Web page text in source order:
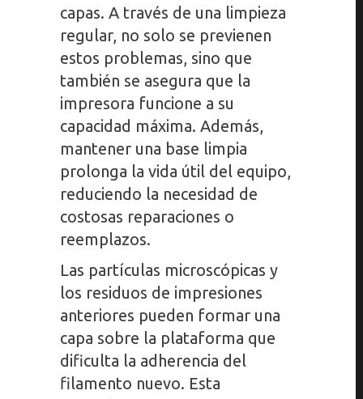
capas. A través de una limpieza
regular, no solo se previenen
estos problemas, sino que
también se asegura que la
impresora funcione a su
capacidad máxima. Además,
mantener una base limpia
prolonga la vida útil del equipo,
reduciendo la necesidad de
costosas reparaciones o
reemplazos.
Las partículas microscópicas y
los residuos de impresiones
anteriores pueden formar una
capa sobre la plataforma que
dificulta la adherencia del
filamento nuevo. Esta